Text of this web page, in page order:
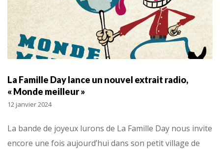
La Famille Day lance un nouvel extrait radio,
« Monde meilleur »
12 janvier 2024
La bande de joyeux lurons de La Famille Day nous invite
encore une fois aujourd’hui dans son petit village de